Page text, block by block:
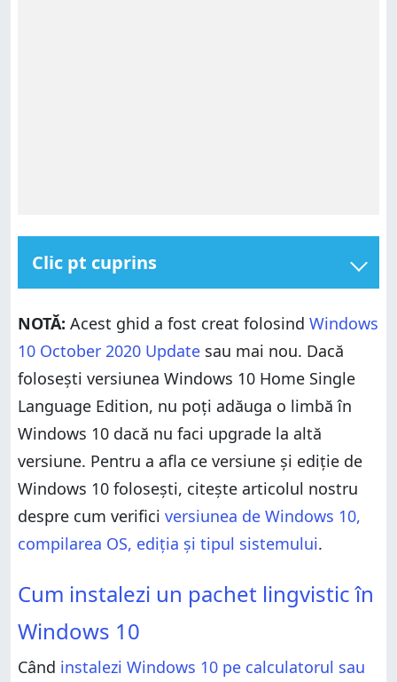
Clic pt cuprins
Cum schimbi limba în Windows 10
Cum schimbi limba folosită de aplicații, site-uri web
și altele
Ce limbi folosești în Windows 10?
NOTĂ: Acest ghid a fost creat folosind Windows
10 October 2020 Update sau mai nou. Dacă
folosești versiunea Windows 10 Home Single
Language Edition, nu poți adăuga o limbă în
Windows 10 dacă nu faci upgrade la altă
versiune. Pentru a afla ce versiune și ediție de
Windows 10 folosești, citește articolul nostru
despre cum verifici versiunea de Windows 10,
compilarea OS, ediția și tipul sistemului.
Cum schimbi limba în Windows 10
Cum schimbi limba folosită de aplicații, site-uri web
și altele
Ce limbi folosești în Windows 10?
Cum instalezi un pachet lingvistic în
Windows 10
Când instalezi Windows 10 pe calculatorul sau